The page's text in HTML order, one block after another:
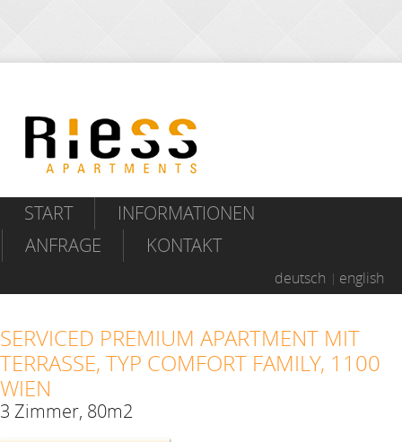
START
INFORMATIONEN
ANFRAGE
KONTAKT
deutsch english
SERVICED PREMIUM APARTMENT MIT
TERRASSE, TYP COMFORT FAMILY, 1100
WIEN
3 Zimmer, 80m2